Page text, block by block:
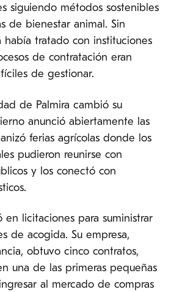
siguiendo métodos sostenibles
de bienestar animal. Sin
había tratado con instituciones
de contratación eran
de gestionar.
de Palmira cambió su
anunció abiertamente las
ferias agrícolas donde los
pudieron reunirse con
y los conectó con
en licitaciones para suministrar
de acogida. Su empresa,
obtuvo cinco contratos,
una de las primeras pequeñas
al mercado de compras